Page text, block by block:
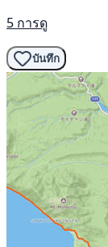
5 การดู
บันทึก